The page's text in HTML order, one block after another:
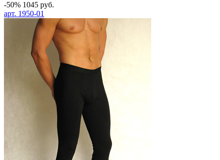
-50% 1045 руб.
арт. 1950-01